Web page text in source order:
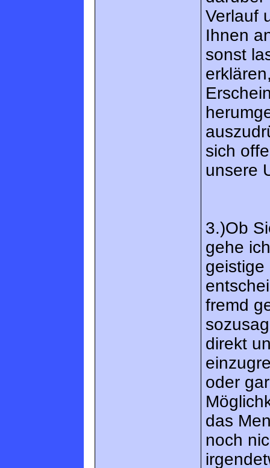
Verlauf
Ihnen
sonst
sich
unsere
3.)Ob
gehe
geistige
fremd
direkt
oder
das
noch